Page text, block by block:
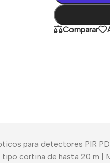
Comparar
para detectores PIR
cortina de hasta 20 m